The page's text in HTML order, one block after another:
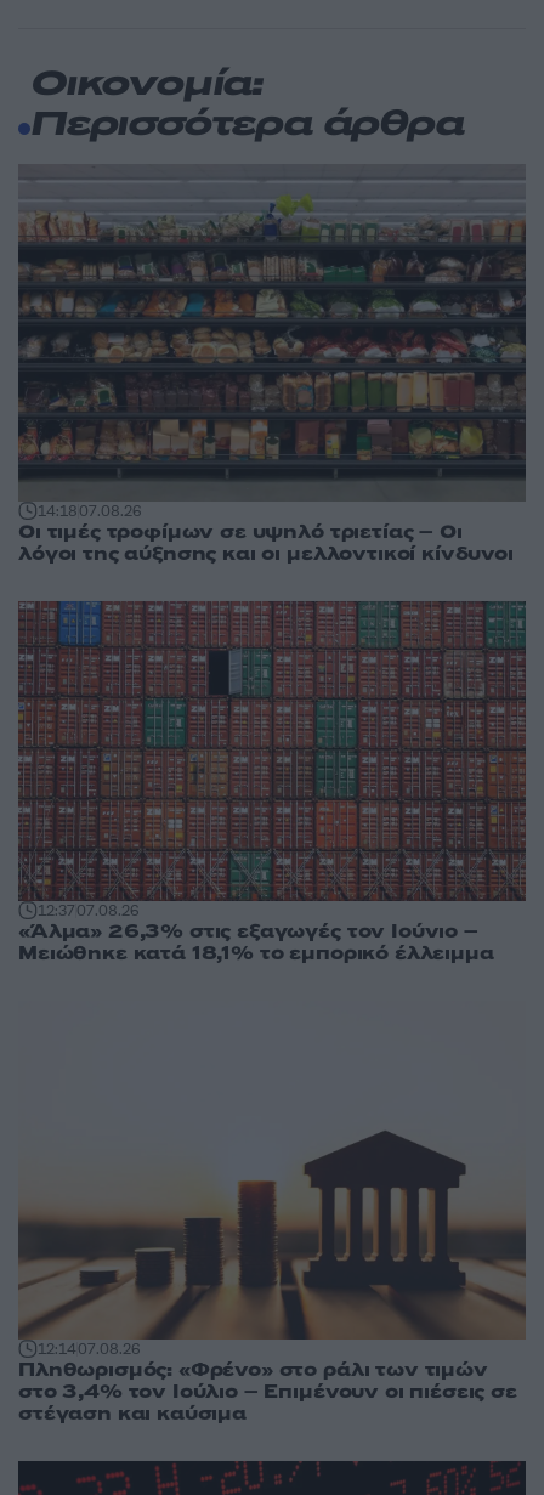
Οικονομία:
Περισσότερα άρθρα
14:1807.08.26
Οι τιμές τροφίμων σε υψηλό τριετίας – Οι
λόγοι της αύξησης και οι μελλοντικοί κίνδυνοι
12:3707.08.26
«Άλμα» 26,3% στις εξαγωγές τον Ιούνιο –
Μειώθηκε κατά 18,1% το εμπορικό έλλειμμα
12:1407.08.26
Πληθωρισμός: «Φρένο» στο ράλι των τιμών
στο 3,4% τον Ιούλιο – Επιμένουν οι πιέσεις σε
στέγαση και καύσιμα